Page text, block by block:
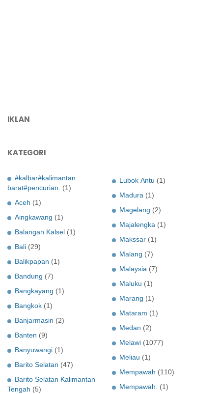
IKLAN
KATEGORI
#kalbar#kalimantan
barat#pencurian. (1)
Aceh (1)
Aingkawang (1)
Balangan Kalsel (1)
Bali (29)
Balikpapan (1)
Bandung (7)
Bangkayang (1)
Bangkok (1)
Banjarmasin (2)
Banten (9)
Banyuwangi (1)
Barito Selatan (47)
Barito Selatan Kalimantan
Tengah (5)
Lubok Antu (1)
Madura (1)
Magelang (2)
Majalengka (1)
Makssar (1)
Malang (7)
Malaysia (7)
Maluku (1)
Marang (1)
Mataram (1)
Medan (2)
Melawi (1077)
Meliau (1)
Mempawah (110)
Mempawah. (1)